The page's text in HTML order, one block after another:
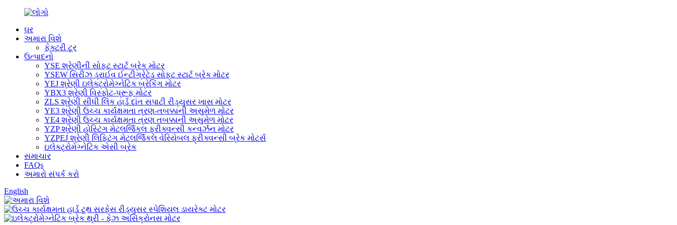
ઘર
અમારા વિશે
ફેક્ટરી ટૂર
ઉત્પાદનો
YSE શ્રેણીની સોફ્ટ સ્ટાર્ટ બ્રેક મોટર
YSEW સિરીઝ ડ્રાઈવ ઈન્ટીગ્રેટેડ સોફ્ટ સ્ટાર્ટ બ્રેક મોટર
YEJ શ્રેણી ઇલેક્ટ્રોમેગ્નેટિક બ્રેકિંગ મોટર
YBX3 શ્રેણી વિસ્ફોટ-પ્રૂફ મોટર
ZLS શ્રેણી સીધી લિંક હાર્ડ દાંત સપાટી રીડ્યુસર ખાસ મોટર
YE3 શ્રેણી ઉચ્ચ કાર્યક્ષમતા ત્રણ-તબક્કાની અસુમેળ મોટર
YE4 શ્રેણી ઉચ્ચ કાર્યક્ષમતા ત્રણ તબક્કાની અસુમેળ મોટર
YZP શ્રેણી હોસ્ટિંગ મેટલર્જિકલ ફ્રીક્વન્સી કન્વર્ઝન મોટર
YZPEJ શ્રેણી લિફ્ટિંગ મેટલર્જિકલ વેરિયેબલ ફ્રીક્વન્સી બ્રેક મોટર્સ
ઇલેક્ટ્રોમેગ્નેટિક એસી બ્રેક
સમાચાર
FAQs
અમારો સંપર્ક કરો
English